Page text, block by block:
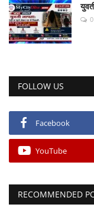
0
FOLLOW US
Facebook
YouTube
RECOMMENDED